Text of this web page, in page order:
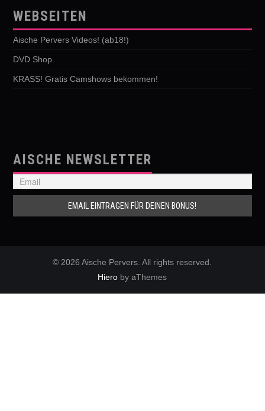
WEBSEITEN
Aische Pervers Videos! (ab18!)
DVD Shop
KRASS! Gratis Camshows bekommen!
AISCHE NEWSLETTER
© 2026 Aische Pervers. All rights reserved.
Hiero by aThemes